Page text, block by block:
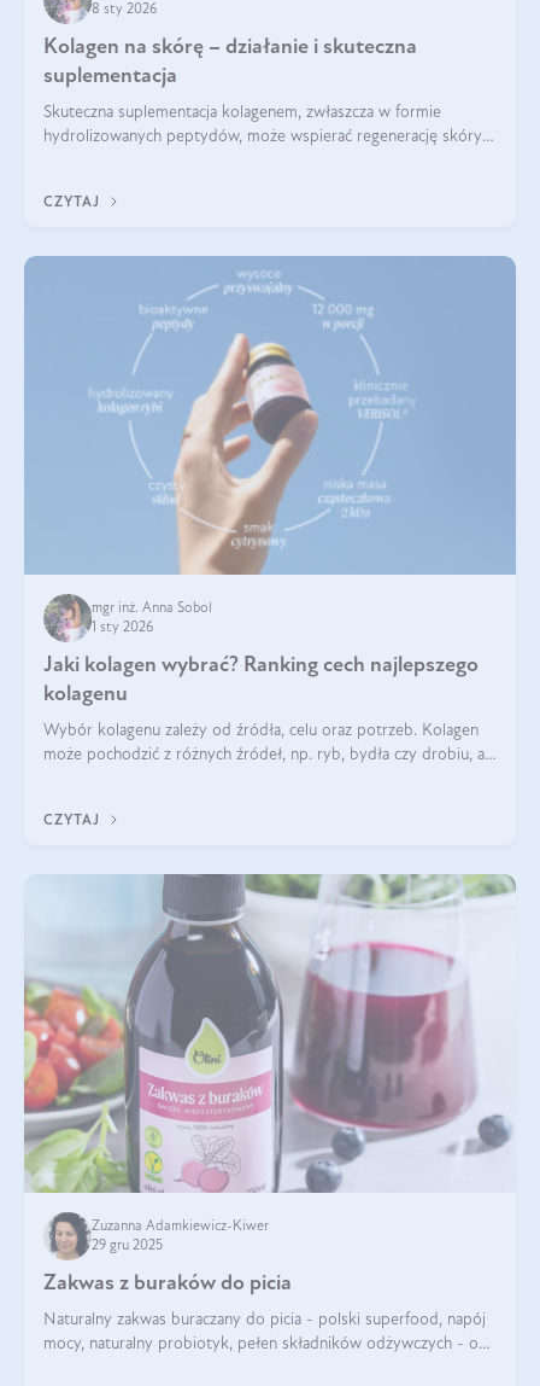
8 sty 2026
Kolagen na skórę – działanie i skuteczna
suplementacja
Skuteczna suplementacja kolagenem, zwłaszcza w formie
hydrolizowanych peptydów, może wspierać regenerację skóry i
CZYTAJ
mgr inż. Anna Sobol
1 sty 2026
Jaki kolagen wybrać? Ranking cech najlepszego
kolagenu
Wybór kolagenu zależy od źródła, celu oraz potrzeb. Kolagen
może pochodzić z różnych źródeł, np. ryb, bydła czy drobiu, a
bydlęcy.
CZYTAJ
Zuzanna Adamkiewicz-Kiwer
29 gru 2025
Zakwas z buraków do picia
Naturalny zakwas buraczany do picia - polski superfood, napój
mocy, naturalny probiotyk, pełen składników odżywczych - o